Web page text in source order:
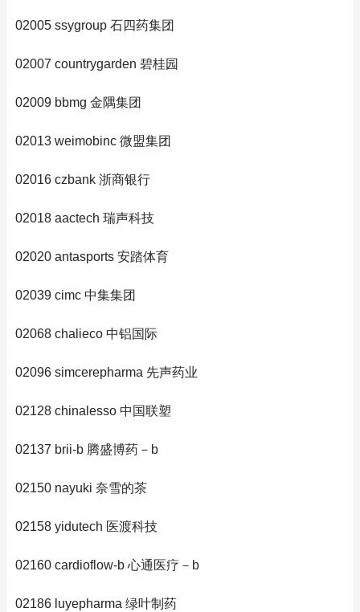
02005 ssygroup 石四药集团
02007 countrygarden 碧桂园
02009 bbmg 金隅集团
02013 weimobinc 微盟集团
02016 czbank 浙商银行
02018 aactech 瑞声科技
02020 antasports 安踏体育
02039 cimc 中集集团
02068 chalieco 中铝国际
02096 simcerepharma 先声药业
02128 chinalesso 中国联塑
02137 brii-b 腾盛博药－b
02150 nayuki 奈雪的茶
02158 yidutech 医渡科技
02160 cardioflow-b 心通医疗－b
02186 luyepharma 绿叶制药